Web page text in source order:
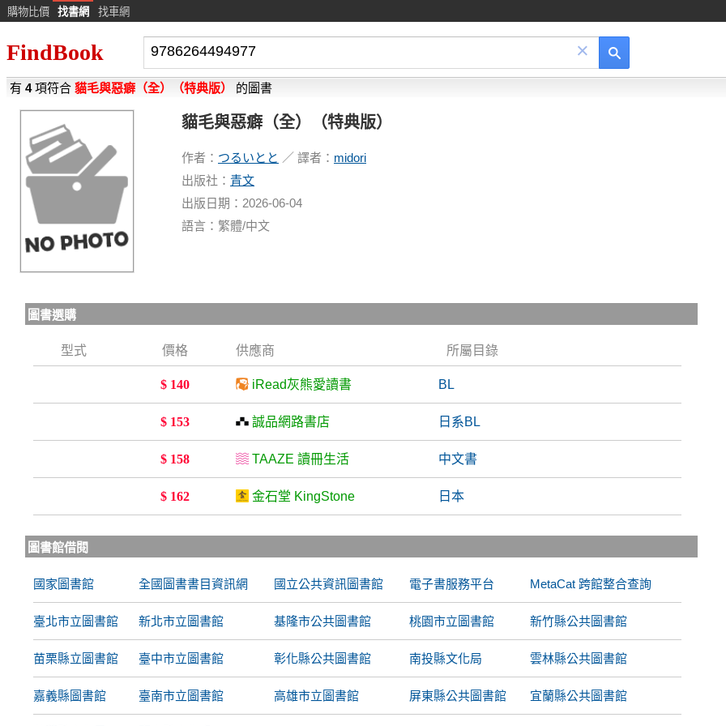
購物比價 找書網 找車網
FindBook ×
有 4項符合 貓毛與惡癖（全）（特典版） 的圖書
貓毛與惡癖（全）（特典版）
作者： つるいとと ／ 譯者： midori
出版社： 青文
出版日期：2026-06-04
語言：繁體/中文
圖書選購
型式 價格 供應商 所屬目錄
$ 140 iRead灰熊愛讀書 BL
$ 153 誠品網路書店 日系BL
$ 158 TAAZE 讀冊生活 中文書
$ 162 金石堂 KingStone 日本
圖書館借閱
國家圖書館 全國圖書書目資訊網 國立公共資訊圖書館 電子書服務平台 MetaCat 跨館整合查詢
臺北市立圖書館 新北市立圖書館 基隆市公共圖書館 桃園市立圖書館 新竹縣公共圖書館
苗栗縣立圖書館 臺中市立圖書館 彰化縣公共圖書館 南投縣文化局 雲林縣公共圖書館
嘉義縣圖書館 臺南市立圖書館 高雄市立圖書館 屏東縣公共圖書館 宜蘭縣公共圖書館